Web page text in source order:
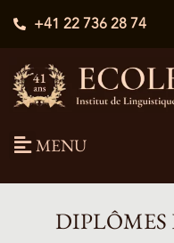
+41 22 736 28 74
MENU
DIPLÔMES